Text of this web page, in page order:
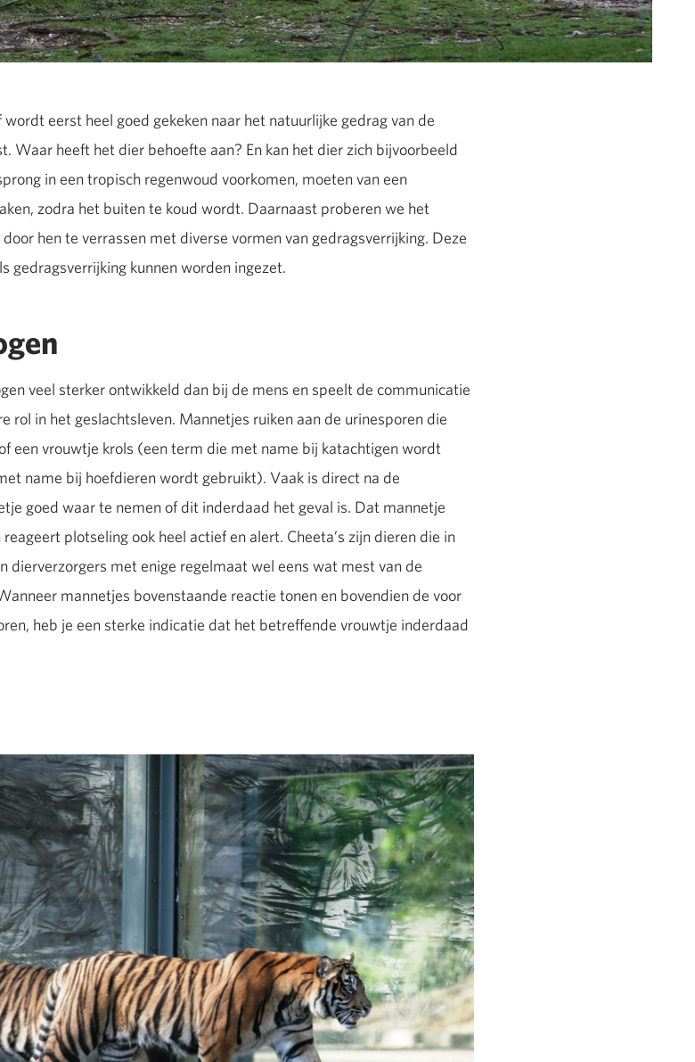
eerst heel goed gekeken naar het natuurlijke gedrag van de
Waar heeft het dier behoefte aan? En kan het dier zich bijvoorbeeld
in een tropisch regenwoud voorkomen, moeten van een
zodra het buiten te koud wordt. Daarnaast proberen we het
hen te verrassen met diverse vormen van gedragsverrijking. Deze
gedragsverrijking kunnen worden ingezet.
veel sterker ontwikkeld dan bij de mens en speelt de communicatie
rol in het geslachtsleven. Mannetjes ruiken aan de urinesporen die
een vrouwtje krols (een term die met name bij katachtigen wordt
name bij hoefdieren wordt gebruikt). Vaak is direct na de
goed waar te nemen of dit inderdaad het geval is. Dat mannetje
plotseling ook heel actief en alert. Cheeta’s zijn dieren die in
dierverzorgers met enige regelmaat wel eens wat mest van de
mannetjes bovenstaande reactie tonen en bovendien de voor
heb je een sterke indicatie dat het betreffende vrouwtje inderdaad